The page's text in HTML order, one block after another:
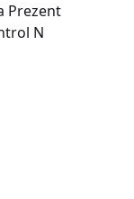
Prezent
N